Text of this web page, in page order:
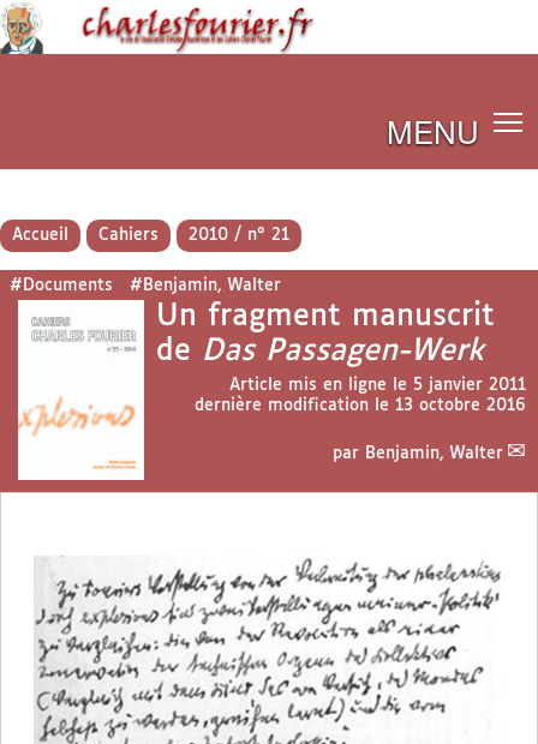
MENU
Accueil Cahiers 2010 / n° 21
#Documents #Benjamin, Walter
Un fragment manuscrit
de Das Passagen-Werk
Article mis en ligne le 5 janvier 2011
dernière modification le 13 octobre 2016
par Benjamin, Walter